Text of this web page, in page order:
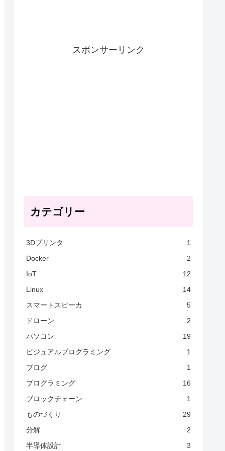
スポンサーリンク
カテゴリー
3Dプリンタ
1
Docker
2
IoT
12
Linux
14
スマートスピーカ
5
ドローン
2
パソコン
19
ビジュアルプログラミング
1
ブログ
1
プログラミング
16
ブロックチェーン
1
ものづくり
29
分解
2
半導体設計
3